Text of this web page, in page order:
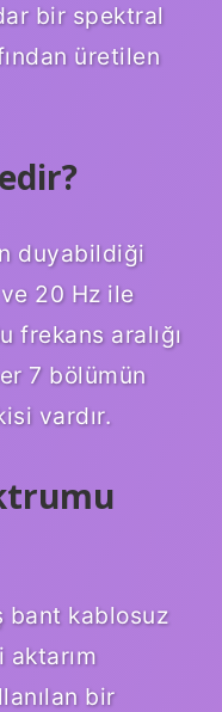
bir spektral
üretilen
duyabildiği
ve 20 Hz ile
frekans aralığı
7 bölümün
vardır.
bant kablosuz
bir